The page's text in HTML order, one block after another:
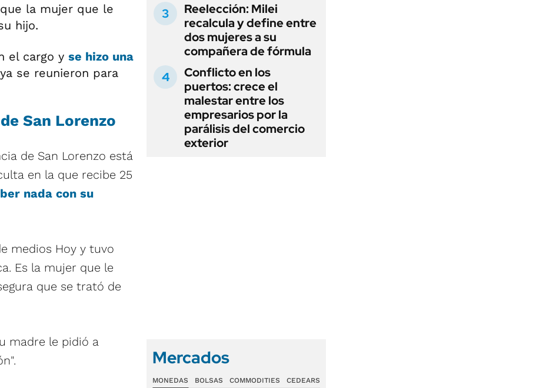
la mujer que le
hijo.
el cargo y se hizo una
se reunieron para
San Lorenzo
de San Lorenzo está
en la que recibe 25
nada con su
medios Hoy y tuvo
Es la mujer que le
que se trató de
madre le pidió a
Reelección: Milei
recalcula y define entre
dos mujeres a su
compañera de fórmula
Conflicto en los
puertos: crece el
malestar entre los
empresarios por la
parálisis del comercio
exterior
Mercados
MONEDAS BOLSAS COMMODITIES CEDEARS